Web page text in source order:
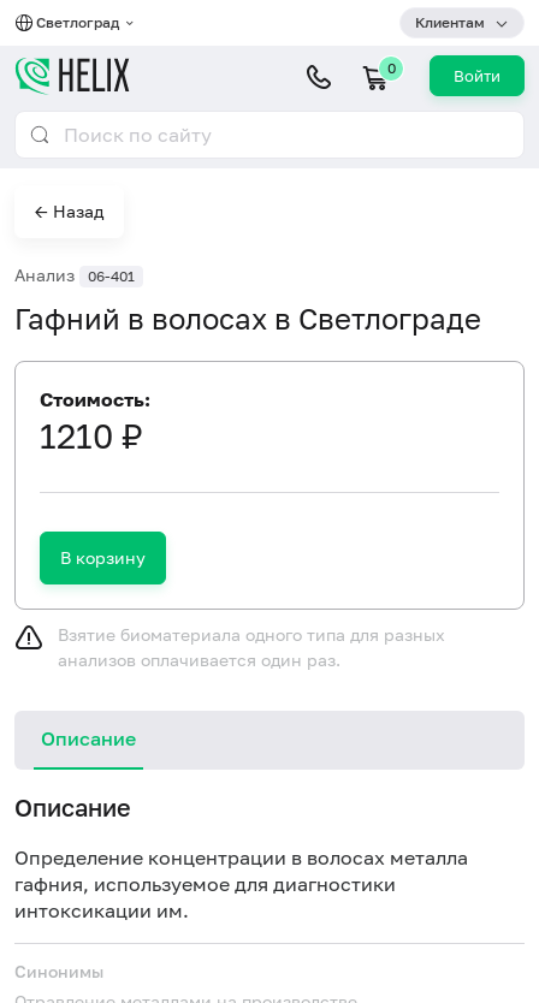
Светлоград Клиентам
0 Войти
← Назад
Анализ 06-401
Гафний в волосах в Светлограде
Стоимость:
1210 ₽
В корзину
Взятие биоматериала одного типа для разных
анализов оплачивается один раз.
Описание
Описание
Определение концентрации в волосах металла
гафния, используемое для диагностики
интоксикации им.
Синонимы